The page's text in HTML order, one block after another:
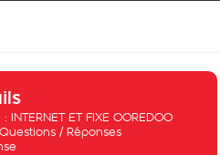
: INTERNET ET FIXE OOREDOO
Questions / Réponses